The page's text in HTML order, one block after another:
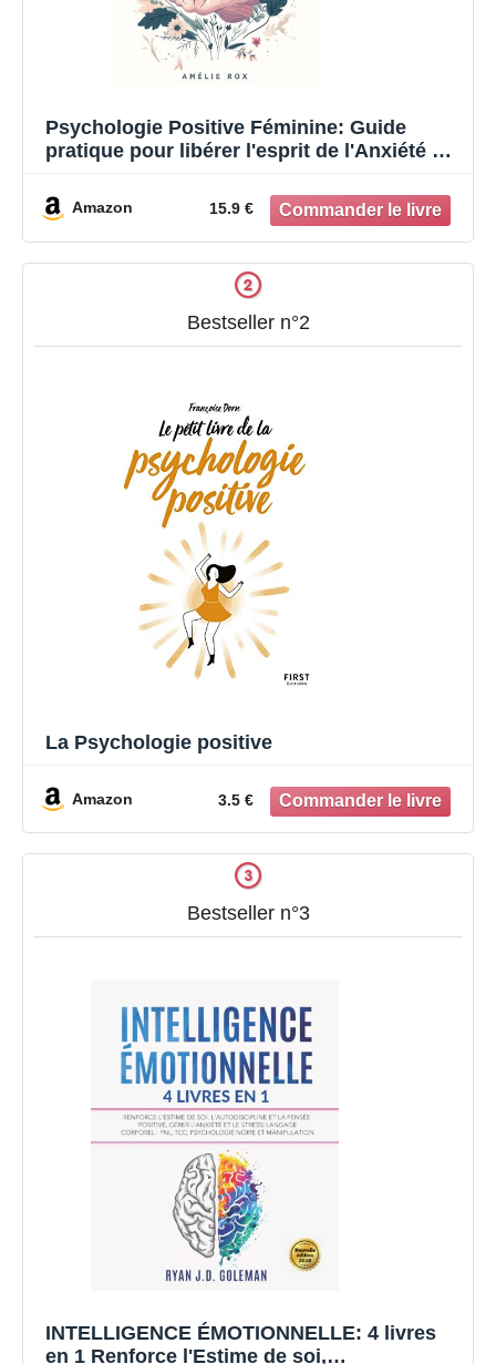
Psychologie Positive Féminine: Guide
pratique pour libérer l'esprit de l'Anxiété et
vivre le présent avec plus de sérénité
Amazon 15.9 €
Bestseller n°2
La Psychologie positive
Amazon 3.5 €
Bestseller n°3
INTELLIGENCE ÉMOTIONNELLE: 4 livres
en 1 Renforce l'Estime de soi,